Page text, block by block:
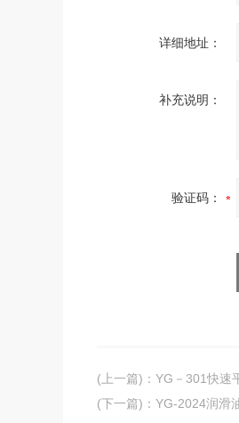
详细地址：
补充说明：
验证码：
(上一篇) ： YG－301快速
(下一篇) ： YG-2024润滑